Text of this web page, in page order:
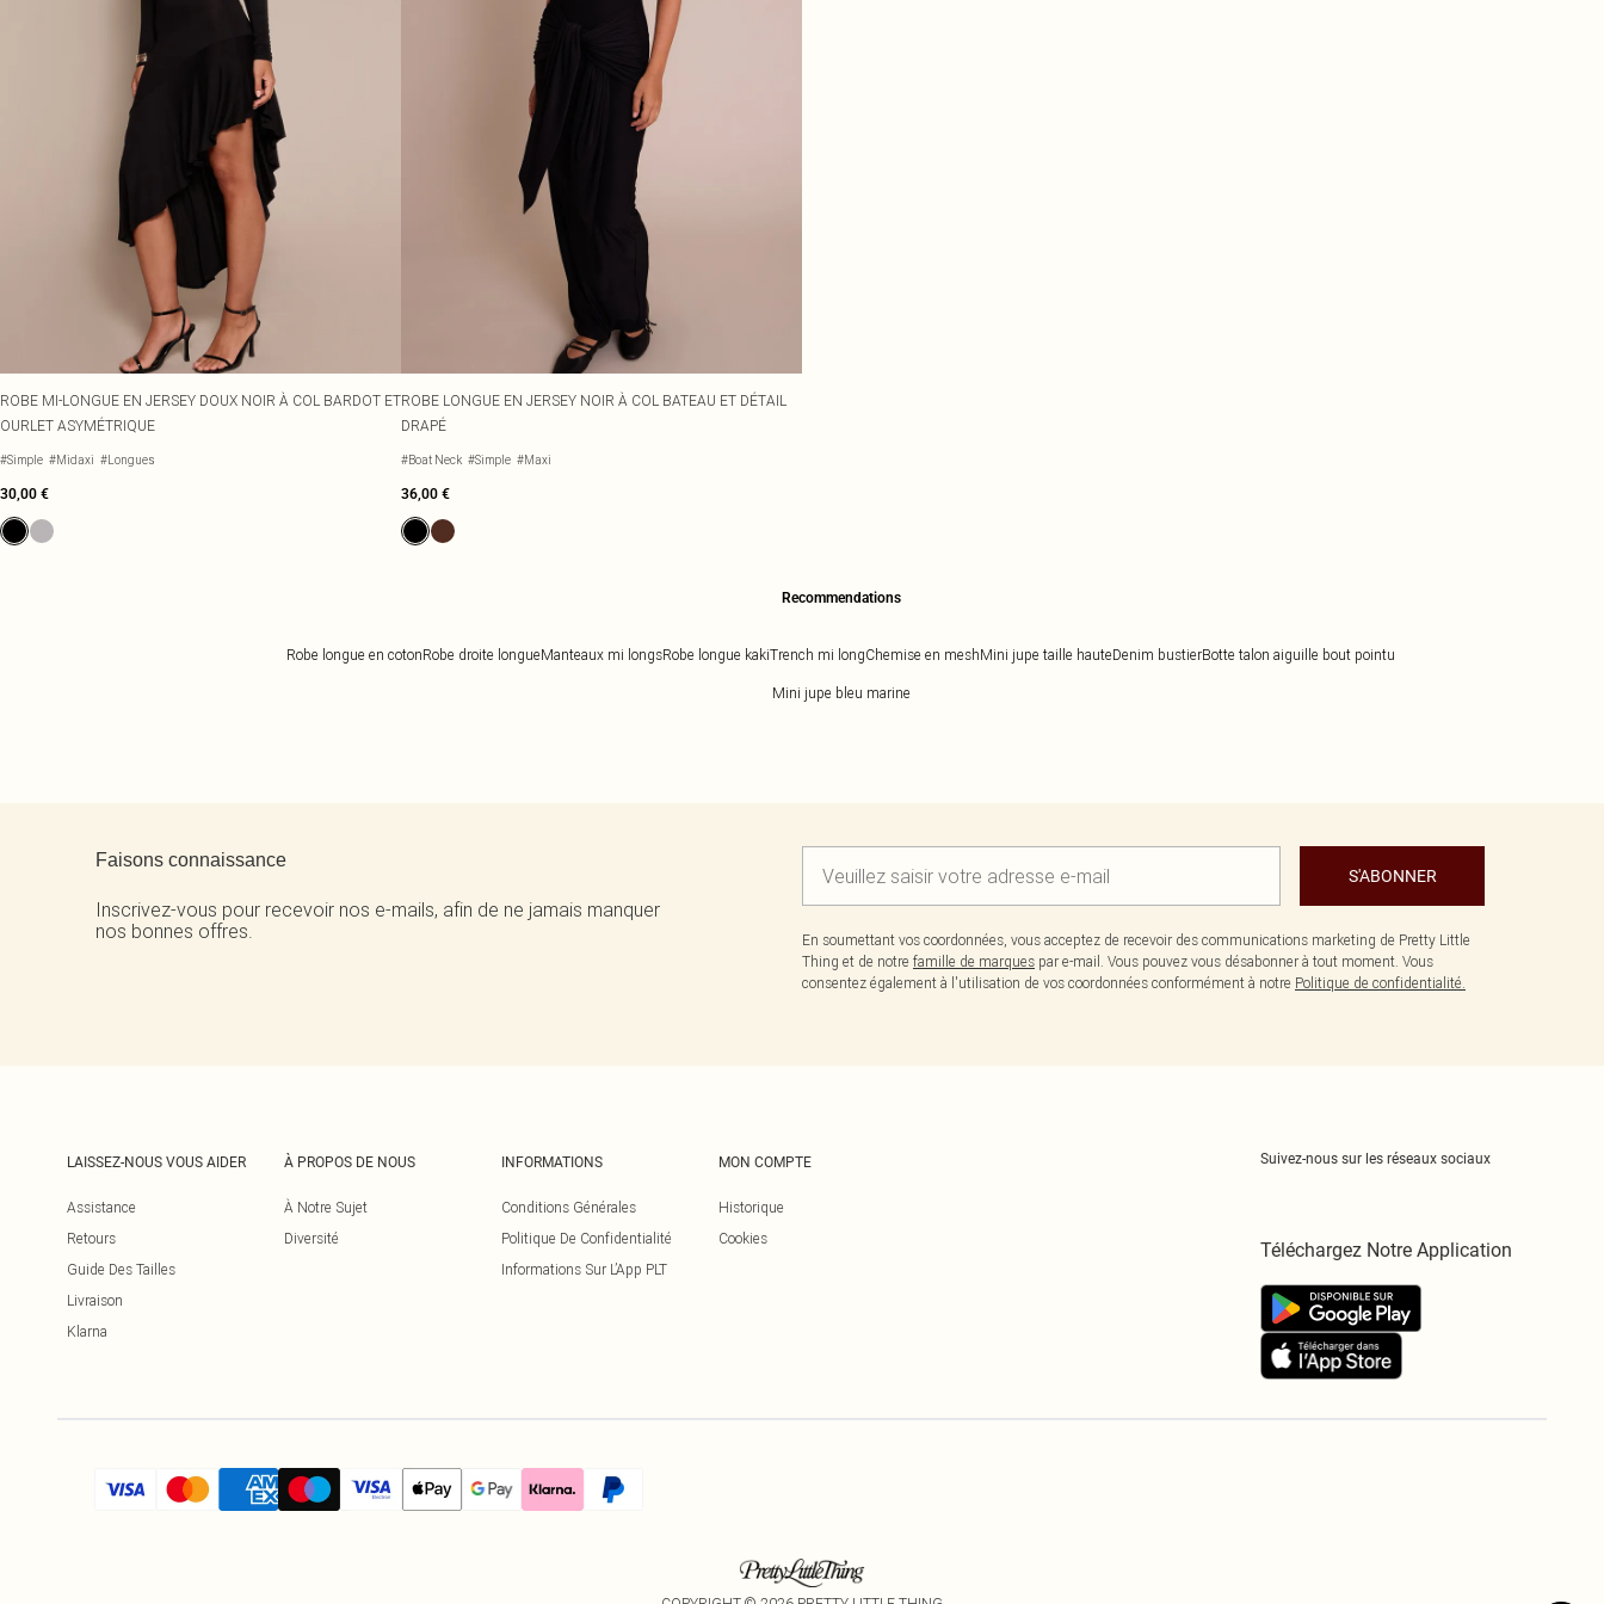
ROBE MI-LONGUE EN JERSEY DOUX NOIR À COL BARDOT ET
OURLET ASYMÉTRIQUE
#Simple #Midaxi #Longues
30,00 €
ROBE LONGUE EN JERSEY NOIR À COL BATEAU ET DÉTAIL
DRAPÉ
#Boat Neck #Simple #Maxi
36,00 €
Recommendations
Robe longue en cotonRobe droite longueManteaux mi longsRobe longue kakiTrench mi longChemise en meshMini jupe taille hauteDenim bustierBotte talon aiguille bout pointu
Mini jupe bleu marine
Faisons connaissance
Inscrivez-vous pour recevoir nos e-mails, afin de ne jamais manquer
nos bonnes offres.
S'ABONNER
En soumettant vos coordonnées, vous acceptez de recevoir des communications marketing de Pretty Little
Thing et de notre famille de marques par e-mail. Vous pouvez vous désabonner à tout moment. Vous
consentez également à l'utilisation de vos coordonnées conformément à notre Politique de confidentialité.
LAISSEZ-NOUS VOUS AIDER
Assistance
Retours
Guide Des Tailles
Livraison
Klarna
À PROPOS DE NOUS
À Notre Sujet
Diversité
INFORMATIONS
Conditions Générales
Politique De Confidentialité
Informations Sur L’App PLT
MON COMPTE
Historique
Cookies
Suivez-nous sur les réseaux sociaux
Téléchargez Notre Application